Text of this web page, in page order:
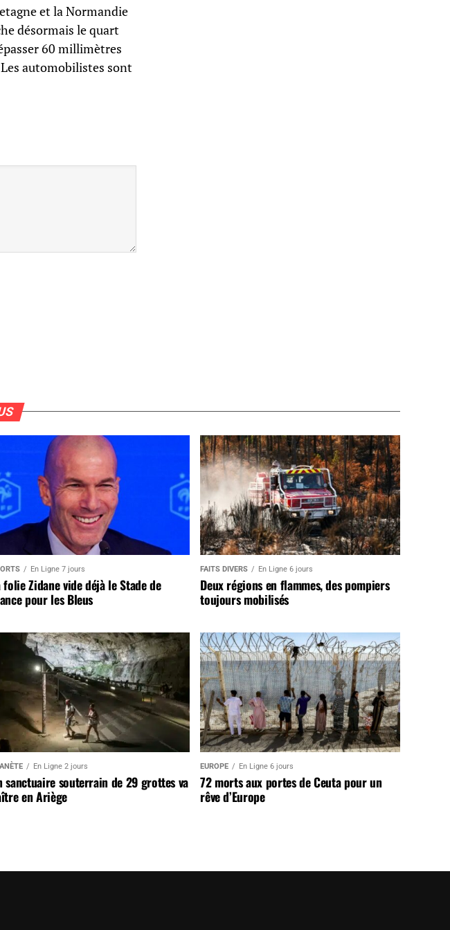
et la Normandie
désormais le quart
60 millimètres
automobilistes sont
En Ligne 7 jours
folie Zidane vide déjà le Stade de
pour les Bleus
FAITS DIVERS En Ligne 6 jours
Deux régions en flammes, des pompiers
toujours mobilisés
En Ligne 2 jours
sanctuaire souterrain de 29 grottes va
en Ariège
EUROPE En Ligne 6 jours
72 morts aux portes de Ceuta pour un
rêve d’Europe